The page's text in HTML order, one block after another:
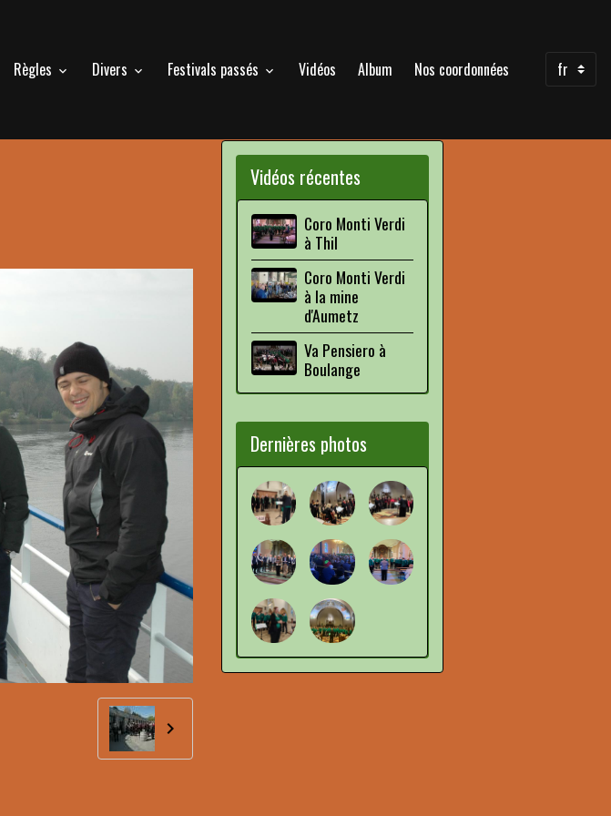
Règles Divers Festivals passés Vidéos Album Nos coordonnées
Vidéos récentes
Coro Monti Verdi
à Thil
Coro Monti Verdi
à la mine
d'Aumetz
Va Pensiero à
Boulange
Dernières photos